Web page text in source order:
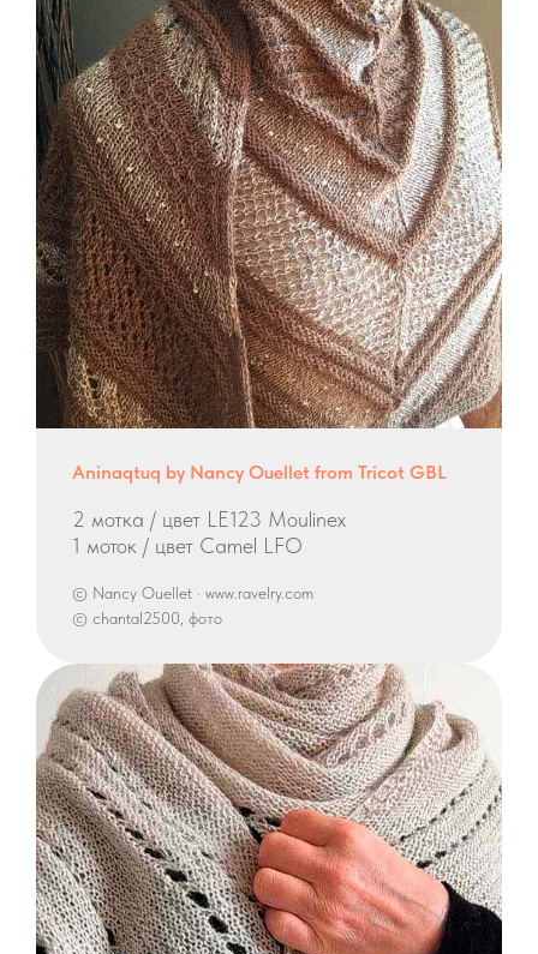
Aninaqtuq by Nancy Ouellet from Tricot GBL
2 мотка / цвет LE123 Moulinex
1 моток / цвет Camel LFO
© Nancy Ouellet · www.ravelry.com
© chantal2500, фото